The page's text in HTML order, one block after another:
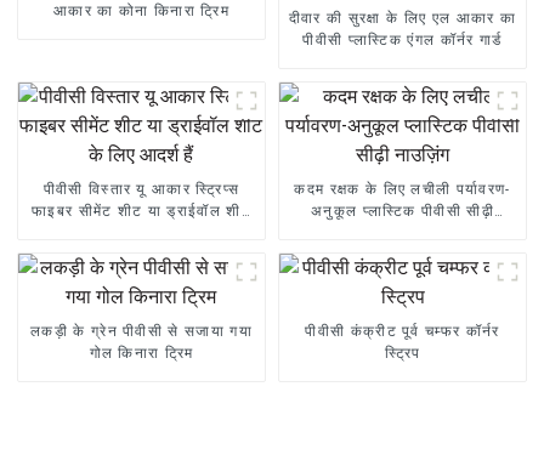
आकार का कोना किनारा ट्रिम
दीवार की सुरक्षा के लिए एल आकार का
पीवीसी प्लास्टिक एंगल कॉर्नर गार्ड
पीवीसी विस्तार यू आकार स्ट्रिप्स
फाइबर सीमेंट शीट या ड्राईवॉल शीट
कदम रक्षक के लिए लचीली पर्यावरण-
अनुकूल प्लास्टिक पीवीसी सीढ़ी
लकड़ी के ग्रेन पीवीसी से सजाया गया
गोल किनारा ट्रिम
पीवीसी कंक्रीट पूर्व चम्फर कॉर्नर
स्ट्रिप